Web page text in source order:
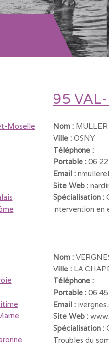
Moselle
95
Nom :
Ville : OSNY
Téléphone :
Portable : 06
Email :
Site Web :
Spécialisation :
intervention en
Nom :
Ville : LA
Téléphone :
Portable : 06
Email :
Site Web :
Spécialisation :
Troubles du